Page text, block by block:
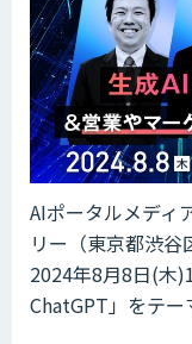
AIポータルメディ
リー（東京都渋谷
2024年8月8日(木
ChatGPT」をテー